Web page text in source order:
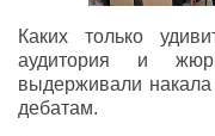
Каких только
аудитория и
выдерживали накала
дебатам.